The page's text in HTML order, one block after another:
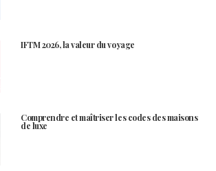
IFTM 2026, la valeur du voyage
Comprendre et maîtriser les codes des maisons
de luxe